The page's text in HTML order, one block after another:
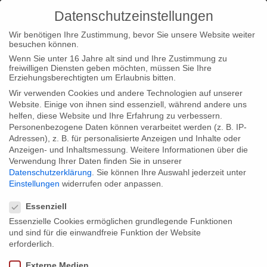
Home Type|News
TV premiere “Munchausen – The Truth
Behind The Lies”
TV premiere “Munchausen – The Truth
Behind The Lies”
The greatest liar of all times, Baron Munchausen, fell prey to a
plot of lies himself? The docudrama starring Ben Becker reveals
Datenschutzeinstellungen
Wir benötigen Ihre Zustimmung, bevor Sie unsere Website weiter
besuchen können.
Wenn Sie unter 16 Jahre alt sind und Ihre Zustimmung zu
freiwilligen Diensten geben möchten, müssen Sie Ihre
Erziehungsberechtigten um Erlaubnis bitten.
Wir verwenden Cookies und andere Technologien auf unserer
Website. Einige von ihnen sind essenziell, während andere uns
helfen, diese Website und Ihre Erfahrung zu verbessern.
Personenbezogene Daten können verarbeitet werden (z. B. IP-
Adressen), z. B. für personalisierte Anzeigen und Inhalte oder
Anzeigen- und Inhaltsmessung. Weitere Informationen über die
Verwendung Ihrer Daten finden Sie in unserer
Datenschutzerklärung
Sie können Ihre Auswahl jederzeit unter
Einstellungen widerrufen oder anpassen.
Essenziell
Essenzielle Cookies ermöglichen grundlegende Funktionen
und sind für die einwandfreie Funktion der Website
erforderlich.